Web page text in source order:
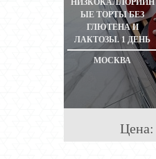
НИЗКОКАЛЛОРИЙН
ЫЕ ТОРТЫ БЕЗ
ГЛЮТЕНА И
ЛАКТОЗЫ. 1 ДЕНЬ
МОСКВА
Цена: